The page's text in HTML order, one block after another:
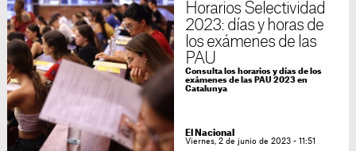
Horarios Selectividad
2023: días y horas de
los exámenes de las
PAU
Consulta los horarios y días de los
exámenes de las PAU 2023 en
Catalunya
El Nacional
Viernes, 2 de junio de 2023 - 11:51